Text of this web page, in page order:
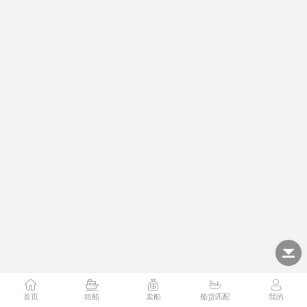
首页 租船 卖船 船货匹配 我的